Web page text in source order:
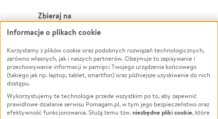
Zbieraj na
Leczenie
Zwierzęta
Pożar
Ukraina
Pomoc Finansowa
Projekty
Powódź
Wichura
NGO
Edukacja
Podróż
Informacje o plikach cookie
Korzystamy z plików cookie oraz podobnych rozwiązań technologicznych,
zarówno własnych, jak i naszych partnerów. Obejmuje to zapisywanie i
przechowywanie informacji w pamięci Twojego urządzenia końcowego
(takiego jak np. laptop, tablet, smartfon) oraz późniejsze uzyskiwanie do nich
dostępu.
Wykorzystujemy te technologie przede wszystkim po to, aby zapewnić
prawidłowe działanie serwisu Pomagam.pl, w tym jego bezpieczeństwo oraz
efektywność funkcjonowania. Służą temu tzw.niezbędne pliki cookie, które